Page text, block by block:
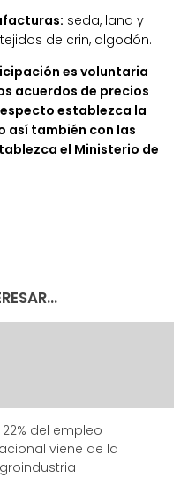
seda, lana y
de crin, algodón.
es voluntaria
acuerdos de precios
establezca la
así también con las
el Ministerio de
22% del empleo
viene de la